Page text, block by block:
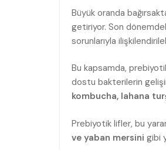
Büyük oranda
getiriyor. Son
sorunlarıyla
Bu kapsamda,
dostu bakterilerin
kombucha, lahana
Prebiyotik lifler, bu
ve yaban mersini gibi